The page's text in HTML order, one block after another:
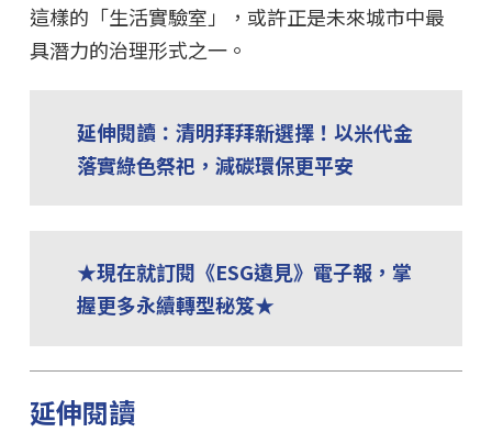
這樣的「生活實驗室」，或許正是未來城市中最
具潛力的治理形式之一。
延伸閱讀：清明拜拜新選擇！以米代金
落實綠色祭祀，減碳環保更平安
★現在就訂閱《ESG遠見》電子報，掌
握更多永續轉型秘笈★
延伸閱讀